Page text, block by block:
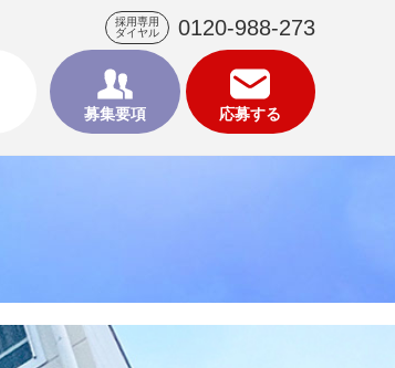
募集要項
応募する
採用専用
ダイヤル
0120-988-273